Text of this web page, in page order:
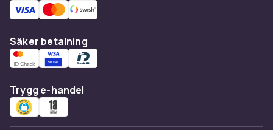
Säker betalning
Trygg e-handel